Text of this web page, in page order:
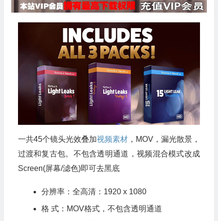
一共45个镜头光效叠加视频素材，MOV，漏光散景，
过渡和复古包。不包含透明通道，视频混合模式改成
Screen(屏幕/滤色)即可去黑底
分辨率：全高清：1920 x 1080
格 式：MOV格式，不包含透明通道